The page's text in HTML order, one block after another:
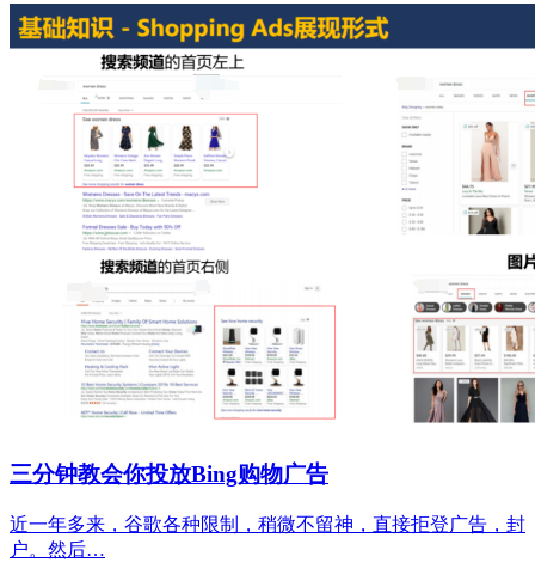
三分钟教会你投放Bing购物广告
近一年多来，谷歌各种限制，稍微不留神，直接拒登广告，封
户。然后…